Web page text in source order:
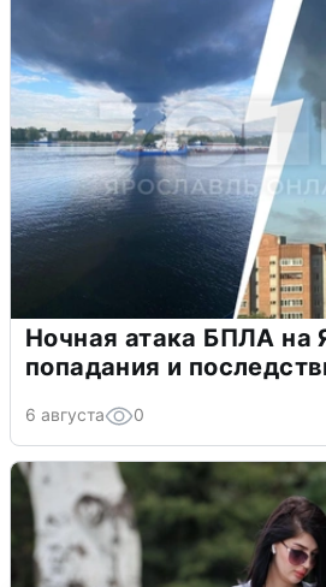
Ночная атака БПЛА на
попадания и
6 августа 0